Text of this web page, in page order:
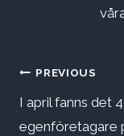
PREVIOUS
I april fanns det
egenföretagare